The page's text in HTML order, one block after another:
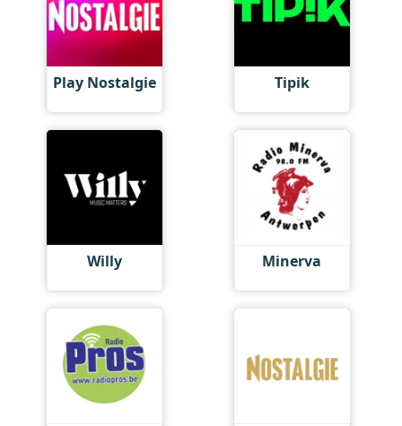
Play Nostalgie Tipik
Willy Minerva